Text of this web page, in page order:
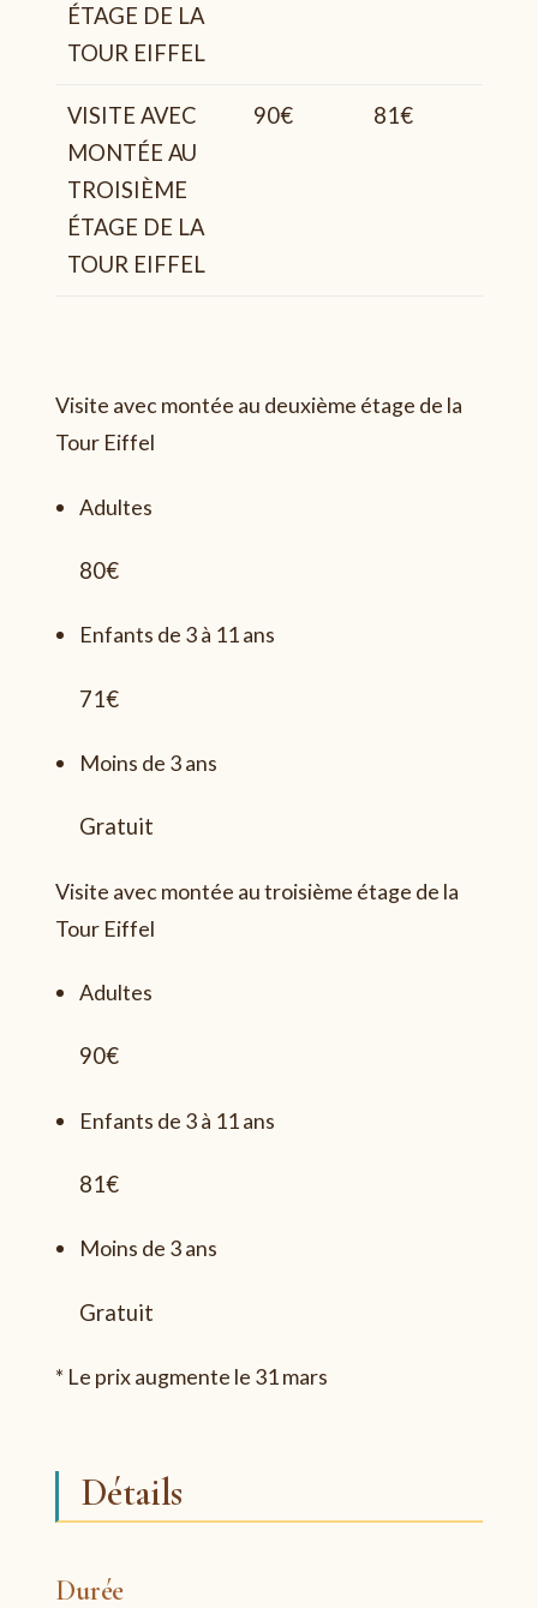
ÉTAGE DE LA
TOUR EIFFEL
VISITE AVEC
MONTÉE AU
TROISIÈME
ÉTAGE DE LA
TOUR EIFFEL
90€ 81€
Visite avec montée au deuxième étage de la
Tour Eiffel
Adultes
80€
Enfants de 3 à 11 ans
71€
Moins de 3 ans
Gratuit
Visite avec montée au troisième étage de la
Tour Eiffel
Adultes
90€
Enfants de 3 à 11 ans
81€
Moins de 3 ans
Gratuit
* Le prix augmente le 31 mars
Détails
Durée